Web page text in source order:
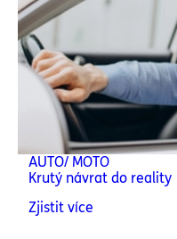
AUTO/ MOTO
Krutý návrat do reality
Zjistit více